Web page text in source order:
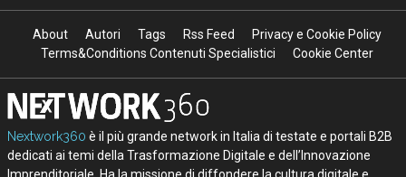
About Autori Tags Rss Feed
Privacy e Cookie Policy
Terms&Conditions Contenuti Specialistici
Cookie Center
Nextwork360 è il più grande network in Italia di testate e portali B2B
dedicati ai temi della Trasformazione Digitale e dell’Innovazione